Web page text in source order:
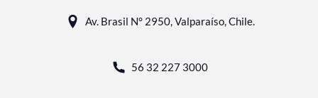
Av. Brasil N° 2950, Valparaíso, Chile.
56 32 227 3000